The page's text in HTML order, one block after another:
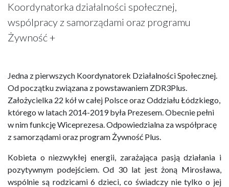
Koordynatorka działalności społecznej,
wspólpracy z samorządami oraz programu
Żywność +
Jedna z pierwszych Koordynatorek Działalności Społecznej.
Od początku związana z powstawaniem ZDR3Plus.
Założycielka 22 kół w całej Polsce oraz Oddziału Łódzkiego,
którego w latach 2014-2019 była Prezesem. Obecnie pełni
w nim funkcję Wiceprezesa. Odpowiedzialna za współpracę
z samorządami oraz program Żywność Plus.
Kobieta o niezwykłej energii, zarażająca pasją działania i
pozytywnym podejściem. Od 30 lat jest żoną Mirosława,
wspólnie są rodzicami 6 dzieci, co świadczy nie tylko o jej